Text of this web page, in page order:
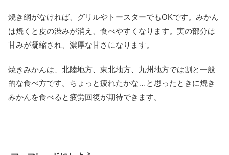
焼き網がなければ、グリルやトースターでもOKです。みかん
は焼くと皮の渋みが消え、食べやすくなります。実の部分は
甘みが凝縮され、濃厚な甘さになります。
焼きみかんは、北陸地方、東北地方、九州地方では割と一般
的な食べ方です。ちょっと疲れたかな…と思ったときに焼き
みかんを食べると疲労回復が期待できます。